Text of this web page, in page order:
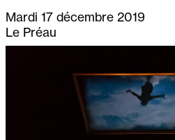
Mardi 17 décembre 2019
Le Préau